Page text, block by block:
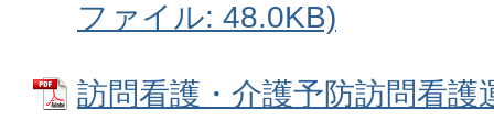
ファイル: 48.0KB)
訪問看護・介護予防訪問看護